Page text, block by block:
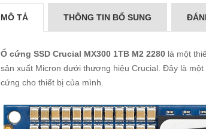
MÔ TẢ THÔNG TIN BỔ SUNG
Ổ cứng SSD Crucial MX300 1TB M2 2280 là một
sản xuất Micron dưới thương hiệu Crucial. Đây là
cứng cho thiết bị của mình.